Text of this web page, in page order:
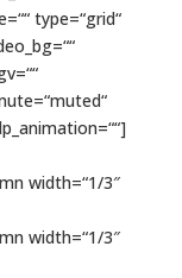
type=“grid“
width=“1/3″
width=“1/3″